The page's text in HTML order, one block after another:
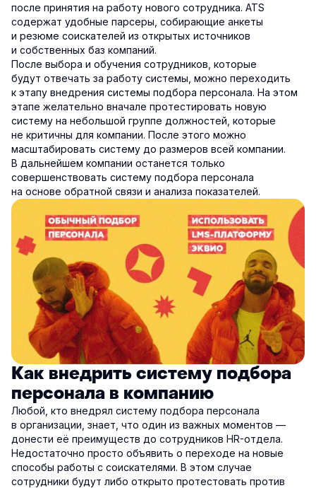
после принятия на работу нового сотрудника. ATS
содержат удобные парсеры, собирающие анкеты
и резюме соискателей из открытых источников
и собственных баз компаний.
После выбора и обучения сотрудников, которые
будут отвечать за работу системы, можно переходить
к этапу внедрения системы подбора персонала. На этом
этапе желательно вначале протестировать новую
систему на небольшой группе должностей, которые
не критичны для компании. После этого можно
масштабировать систему до размеров всей компании.
В дальнейшем компании останется только
совершенствовать систему подбора персонала
на основе обратной связи и анализа показателей.
Как внедрить систему подбора
персонала в компанию
Любой, кто внедрял систему подбора персонала
в организации, знает, что один из важных моментов —
донести её преимуществ до сотрудников HR-отдела.
Недостаточно просто объявить о переходе на новые
способы работы с соискателями. В этом случае
сотрудники будут либо открыто протестовать против